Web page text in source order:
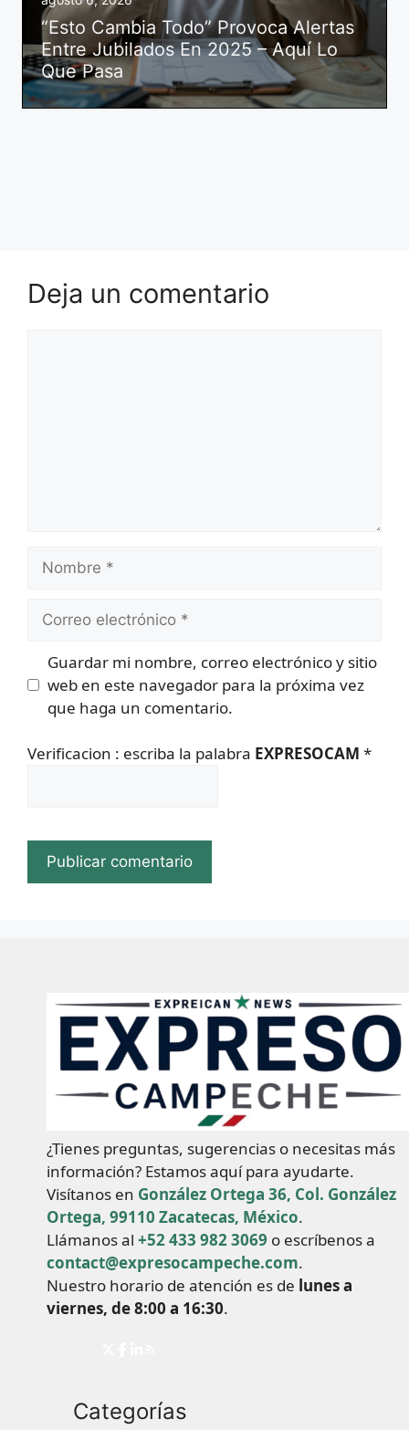
“Esto Cambia Todo” Provoca Alertas
Entre Jubilados En 2025 – Aquí Lo
Que Pasa
Deja un comentario
electrónico
Guardar mi nombre, correo electrónico y sitio
web en este navegador para la próxima vez
que haga un comentario.
Verificacion : escriba la palabra EXPRESOCAM *
¿Tienes preguntas, sugerencias o necesitas más
información? Estamos aquí para ayudarte.
Visítanos en González Ortega 36, Col. González
Ortega, 99110 Zacatecas, México.
Llámanos al +52 433 982 3069 o escríbenos a
contact@expresocampeche.com.
Nuestro horario de atención es de lunes a
viernes, de 8:00 a 16:30.
Categorías